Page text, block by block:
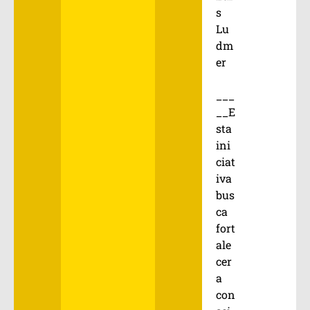
s
Lu
dm
er
__E
sta
ini
ciat
iva
bus
ca
fort
ale
cer
a
con